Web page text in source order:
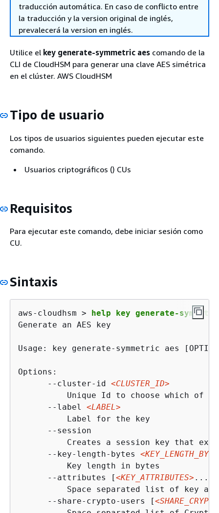
traducción automática. En caso de conflicto entre
la traducción y la version original de inglés,
prevalecerá la version en inglés.
Utilice el key generate-symmetric aes comando de la
CLI de CloudHSM para generar una clave AES simétrica
en el clúster. AWS CloudHSM
Tipo de usuario
Los tipos de usuarios siguientes pueden ejecutar este
comando.
Usuarios criptográficos () CUs
Requisitos
Para ejecutar este comando, debe iniciar sesión como
CU.
Sintaxis
aws-cloudhsm > help key generate-
Generate an AES key
Usage: key generate-symmetric aes
Options:
      --cluster-id
<CLUSTER_ID>
Unique Id to choose which of
      --label
<LABEL>
          Label for the key
      --session
Creates a session key that
      --key-length-bytes
          Key length in bytes
      --attributes [
<KEY_ATTRIBUTES> ...]
Space separated list of key
      --share-crypto-users [